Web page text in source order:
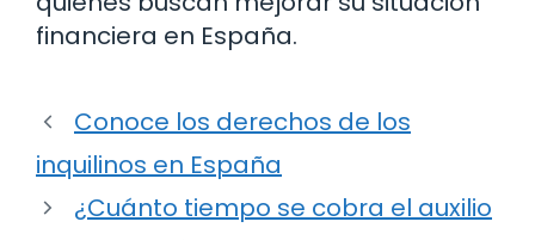
financiera en España.
Conoce los derechos de los
inquilinos en España
¿Cuánto tiempo se cobra el auxilio